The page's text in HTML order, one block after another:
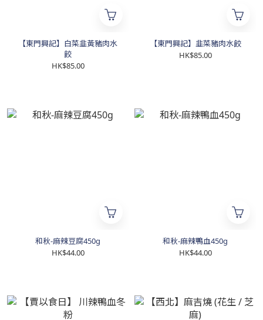
【東門興記】白菜韭黃豬肉水
餃
HK$85.00
【東門興記】韭菜豬肉水餃
HK$85.00
和秋-麻辣豆腐450g
HK$44.00
和秋-麻辣鴨血450g
HK$44.00